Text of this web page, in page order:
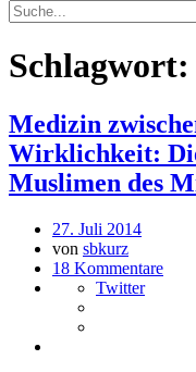
Schlagwort:
Medizin
Wirklichkeit:
Muslimen des
27. Juli 2014
von sbkurz
18 Kommentare
Twitter